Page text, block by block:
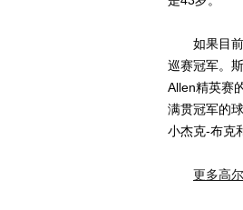
如果目前
巡赛冠军。
Allen精英赛
满贯冠军的
小杰克-布克
更多高